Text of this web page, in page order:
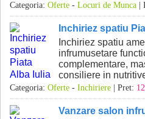
Categoria: Oferte - Locuri de Munca |
Inchiriez spatiu
Inchiriez spatiu
infrumusetare
complementare,
consiliere in
Categoria: Oferte - Inchiriere | Pret:
Vanzare salon